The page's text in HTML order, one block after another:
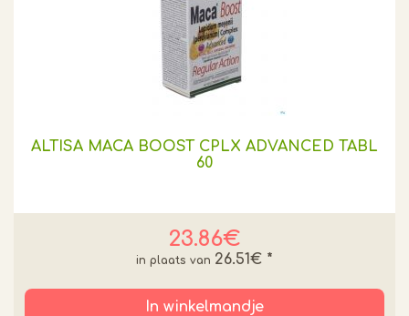
ALTISA MACA BOOST CPLX ADVANCED TABL
60
23.86€
26.51€ *
In winkelmandje